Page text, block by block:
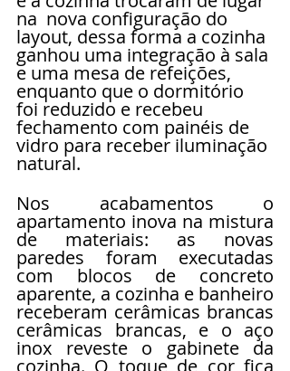
na  nova configuração do
layout, dessa forma a cozinha
ganhou uma integração à sala
e uma mesa de refeições,
enquanto que o dormitório
foi reduzido e recebeu
fechamento com painéis de
vidro para receber iluminação
natural.
Nos acabamentos o
apartamento inova na mistura
de materiais: as novas
paredes foram executadas
com blocos de concreto
aparente, a cozinha e banheiro
receberam cerâmicas brancas
cerâmicas brancas, e o aço
inox reveste o gabinete da
cozinha. O toque de cor fica